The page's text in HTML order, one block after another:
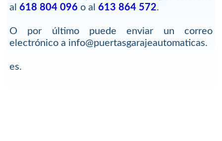
al 618 804 096 o al 613 864 572.
O por último puede enviar un correo
electrónico a info@puertasgarajeautomaticas.
es.